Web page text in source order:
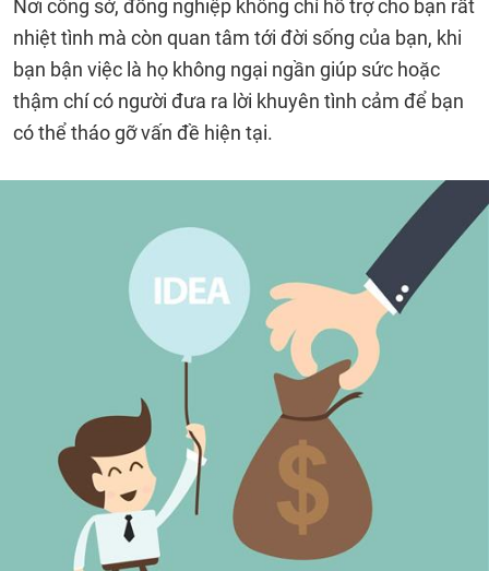
Nơi công sở, đồng nghiệp không chỉ hỗ trợ cho bạn rất
nhiệt tình mà còn quan tâm tới đời sống của bạn, khi
bạn bận việc là họ không ngại ngần giúp sức hoặc
thậm chí có người đưa ra lời khuyên tình cảm để bạn
có thể tháo gỡ vấn đề hiện tại.